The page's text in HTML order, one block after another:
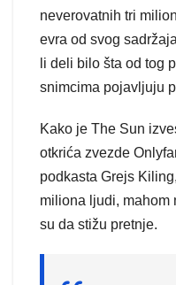
neverovatnih tri
evra od svog
li deli bilo šta od tog
snimcima pojavljuju
Kako je The Sun
otkrića zvezde
podkasta Grejs
miliona ljudi, mahom
su da stižu pretnje.